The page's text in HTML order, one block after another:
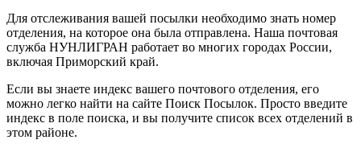
Для отслеживания вашей посылки необходимо знать номер
отделения, на которое она была отправлена. Наша почтовая
служба НУНЛИГРАН работает во многих городах России,
включая Приморский край.
Если вы знаете индекс вашего почтового отделения, его
можно легко найти на сайте Поиск Посылок. Просто введите
индекс в поле поиска, и вы получите список всех отделений в
этом районе.